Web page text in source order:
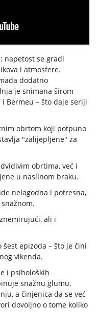
napetost se gradi
i atmosfere.
dodatno
je snimana širom
Bermeu – što daje seriji
obrtom koji potpuno
"zalijepljene" za
obrtima, već i
u nasilnom braku.
nelagodna i potresna,
ali i
epizoda – što je čini
vikenda.
i psiholoških
snažnu glumu,
a činjenica da se već
dovoljno o tome koliko